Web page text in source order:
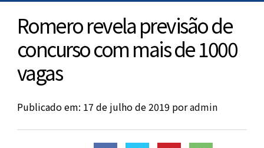
Romero revela previsão de
concurso com mais de 1000
vagas
Publicado em: 17 de julho de 2019 poradmin